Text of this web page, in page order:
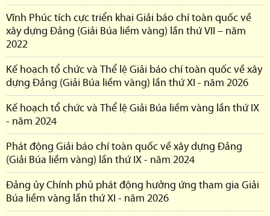
Vĩnh Phúc tích cực triển khai Giải báo chí toàn quốc về
xây dựng Đảng (Giải Búa liềm vàng) lần thứ VII – năm
2022
Kế hoạch tổ chức và Thể lệ Giải báo chí toàn quốc về xây
dựng Đảng (Giải Búa liềm vàng) lần thứ XI - năm 2026
Kế hoạch tổ chức và Thể lệ Giải Búa liềm vàng lần thứ IX
- năm 2024
Phát động Giải báo chí toàn quốc về xây dựng Đảng
(Giải Búa liềm vàng) lần thứ IX - năm 2024
Đảng ủy Chính phủ phát động hưởng ứng tham gia Giải
Búa liềm vàng lần thứ XI - năm 2026